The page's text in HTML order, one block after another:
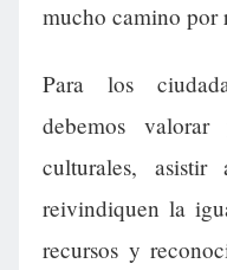
mucho camino por
Para los
debemos
culturales,
reivindiquen la
recursos y